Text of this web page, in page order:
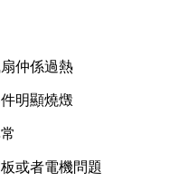
仲係過熱
明顯燒燬
或者電機問題